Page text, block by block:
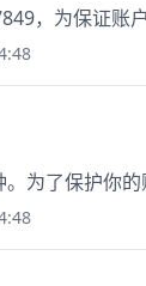
，为保证账
为了保护你